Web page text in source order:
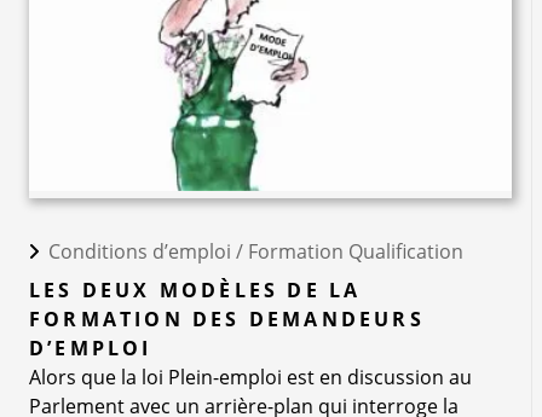
Conditions d’emploi / Formation Qualification
LES DEUX MODÈLES DE LA
FORMATION DES DEMANDEURS
D’EMPLOI
Alors que la loi Plein-emploi est en discussion au
Parlement avec un arrière-plan qui interroge la